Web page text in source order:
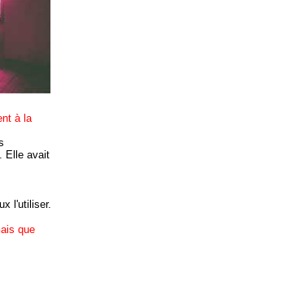
à la
Elle avait
l'utiliser.
que